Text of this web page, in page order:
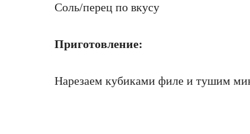
Соль/перец по вкусу
Приготовление:
Нарезаем кубиками филе и тушим